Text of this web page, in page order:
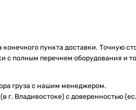
конечного пункта доставки. Точную
с полным перечнем оборудования и
груза с нашим менеджером.
г. Владивостоке) с доверенностью